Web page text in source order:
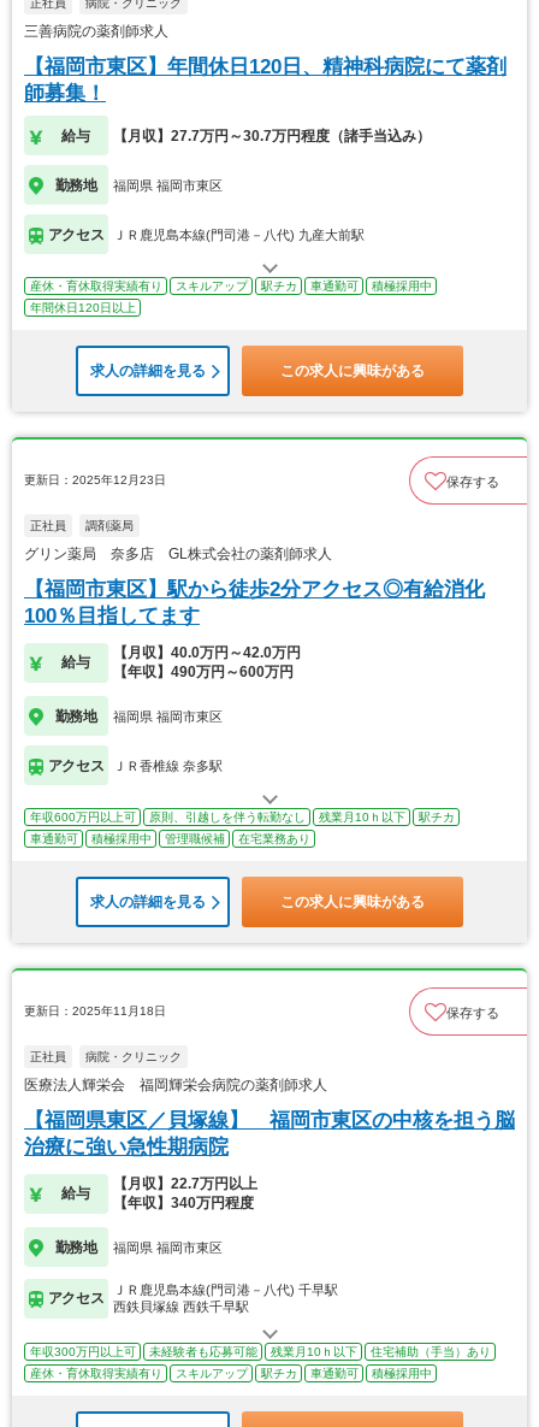
正社員 病院・クリニック
三善病院の薬剤師求人
【福岡市東区】年間休日120日、精神科病院にて薬剤
師募集！
給与 【月収】27.7万円～30.7万円程度（諸手当込み）
勤務地 福岡県 福岡市東区
アクセス ＪＲ鹿児島本線(門司港－八代) 九産大前駅
産休・育休取得実績有り スキルアップ 駅チカ 車通勤可
積極採用中
年間休日120日以上
求人の詳細を見る この求人に興味がある
更新日：2025年12月23日 保存する
正社員 調剤薬局
グリン薬局 奈多店 GL株式会社の薬剤師求人
【福岡市東区】駅から徒歩2分アクセス◎有給消化
100％目指してます
給与
【月収】40.0万円～42.0万円
【年収】490万円～600万円
勤務地 福岡県 福岡市東区
アクセス ＪＲ香椎線 奈多駅
年収600万円以上可 原則、引越しを伴う転勤なし 残業月10ｈ以下
駅チカ
車通勤可
積極採用中 管理職候補 在宅業務あり
求人の詳細を見る この求人に興味がある
更新日：2025年11月18日 保存する
正社員 病院・クリニック
医療法人輝栄会 福岡輝栄会病院の薬剤師求人
【福岡県東区／貝塚線】 福岡市東区の中核を担う脳
治療に強い急性期病院
給与
【月収】22.7万円以上
【年収】340万円程度
勤務地 福岡県 福岡市東区
アクセス
ＪＲ鹿児島本線(門司港－八代) 千早駅
西鉄貝塚線 西鉄千早駅
年収300万円以上可 未経験者も応募可能 残業月10ｈ以下
住宅補助（手当）あり
産休・育休取得実績有り
スキルアップ 駅チカ 車通勤可 積極採用中